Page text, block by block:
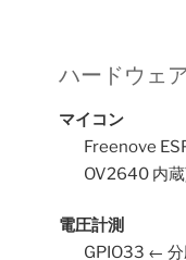
ハードウェ
マイコン
Freenove
OV2640 内
電圧計測
GPIO33 ← 分